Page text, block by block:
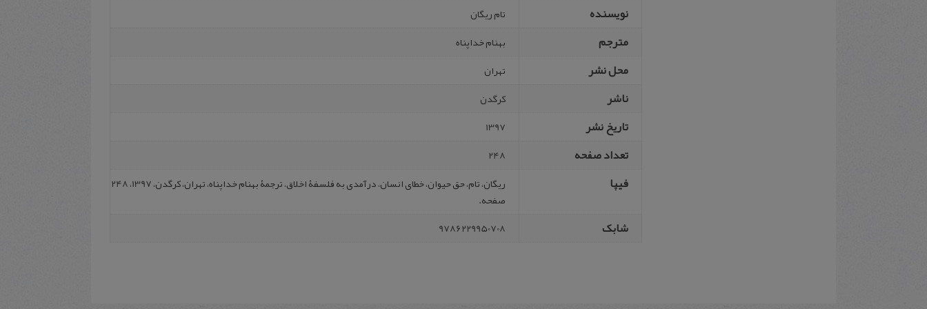
نویسنده تام ریگان
مترجم بهنام خداپناه
محل نشر تهران
ناشر کرگدن
تاریخ نشر 1397
تعداد صفحه 248
فیپا
ریگان، تام، حق حیوان، خطای انسان، درآمدی به فلسفۀ اخلاق، ترجمۀ بهنام خداپناه، تهران، کرگدن، 1397، 248
صفحه.
شابک 9786229950708